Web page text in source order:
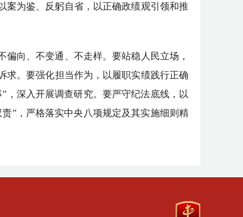
案为鉴、反躬自省，以正确政绩观引领和推
向、不变通、不走样。要站稳人民立场，
求。要强化担当作为，以履职实绩践行正确
，深入开展调查研究。要严守纪法底线，以
”，严格落实中央八项规定及其实施细则精